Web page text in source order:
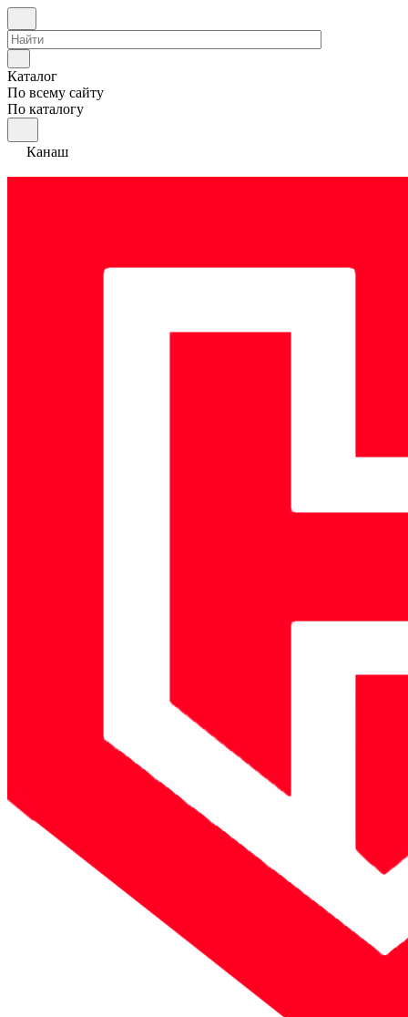
Каталог
По всему сайту
По каталогу
Канаш